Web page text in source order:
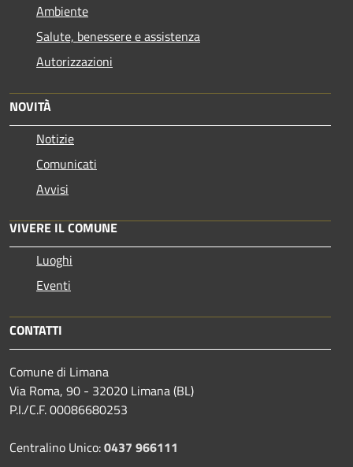
Ambiente
Salute, benessere e assistenza
Autorizzazioni
NOVITÀ
Notizie
Comunicati
Avvisi
VIVERE IL COMUNE
Luoghi
Eventi
CONTATTI
Comune di Limana
Via Roma, 90 - 32020 Limana (BL)
P.I./C.F. 00086680253
Centralino Unico:0437 966111